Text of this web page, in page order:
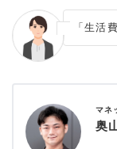
「生活
マネ
奥